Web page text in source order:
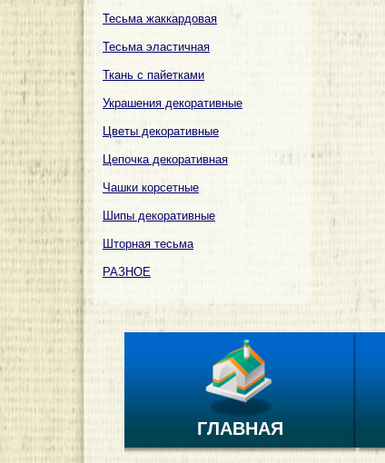
Тесьма жаккардовая
Тесьма эластичная
Ткань с пайетками
Украшения декоративные
Цветы декоративные
Цепочка декоративная
Чашки корсетные
Шипы декоративные
Шторная тесьма
РАЗНОЕ
ГЛАВНАЯ